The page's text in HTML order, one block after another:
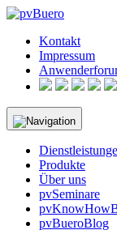
Skip
contentKontakt
Impressum
Produkte
Über uns
pvSeminare
pvBueroBlog